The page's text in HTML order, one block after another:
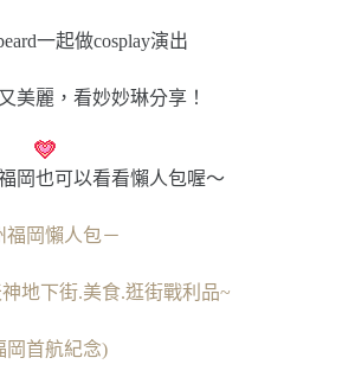
一起做cosplay演出
美麗，看妙妙琳分享！
岡也可以看看懶人包喔～
福岡懶人包－
地下街.美食.逛街戰利品~
岡首航紀念)